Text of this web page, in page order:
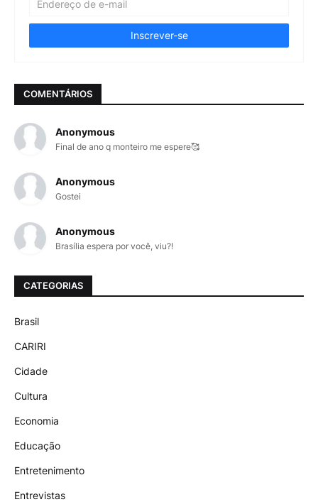
COMENTÁRIOS
Anonymous
Final de ano q monteiro me espere🥰
Anonymous
Gostei
Anonymous
Brasília espera por você, viu?!
CATEGORIAS
Brasil
CARIRI
Cidade
Cultura
Economia
Educação
Entretenimento
Entrevistas